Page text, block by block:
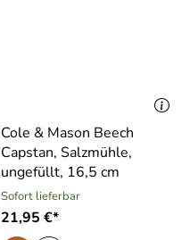
Cole & Mason Beech
Capstan, Salzmühle,
ungefüllt, 16,5 cm
Sofort lieferbar
21,95 €*